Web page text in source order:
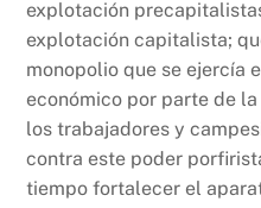
explotación
explotación capitalista;
monopolio que se ejercía
económico por parte de la
los trabajadores y
contra este poder
tiempo fortalecer el